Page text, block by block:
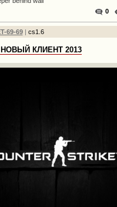
0
69-69| cs1.6
НОВЫЙ КЛИЕНТ 2013